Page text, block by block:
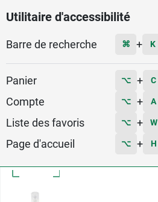
Utilitaire d'accessibilité
Barre de recherche ⌘ + K
Panier ⌥ + C
Compte ⌥ + A
Liste des favoris ⌥ + W
Page d'accueil ⌥ + H
Menu